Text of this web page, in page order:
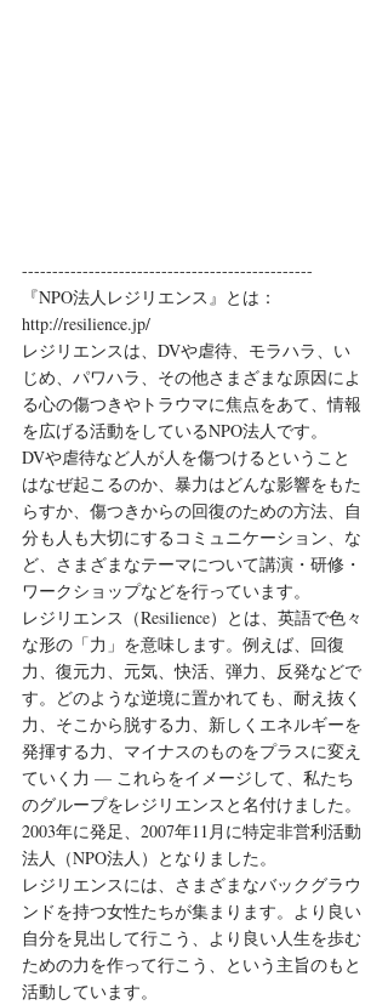
------------------------------------------------
『NPO法人レジリエンス』とは：
http://resilience.jp/
レジリエンスは、DVや虐待、モラハラ、い
じめ、パワハラ、その他さまざまな原因によ
る心の傷つきやトラウマに焦点をあて、情報
を広げる活動をしているNPO法人です。
DVや虐待など人が人を傷つけるということ
はなぜ起こるのか、暴力はどんな影響をもた
らすか、傷つきからの回復のための方法、自
分も人も大切にするコミュニケーション、な
ど、さまざまなテーマについて講演・研修・
ワークショップなどを行っています。
レジリエンス（Resilience）とは、英語で色々
な形の「力」を意味します。例えば、回復
力、復元力、元気、快活、弾力、反発などで
す。どのような逆境に置かれても、耐え抜く
力、そこから脱する力、新しくエネルギーを
発揮する力、マイナスのものをプラスに変え
ていく力 — これらをイメージして、私たち
のグループをレジリエンスと名付けました。
2003年に発足、2007年11月に特定非営利活動
法人（NPO法人）となりました。
レジリエンスには、さまざまなバックグラウ
ンドを持つ女性たちが集まります。より良い
自分を見出して行こう、より良い人生を歩む
ための力を作って行こう、という主旨のもと
活動しています。